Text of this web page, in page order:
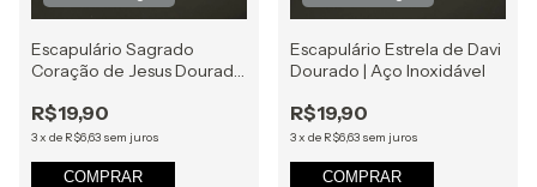
Escapulário Sagrado
Coração de Jesus Dourado
R$19,90
3x de R$6,63 sem juros
COMPRAR
Escapulário Estrela de Davi
Dourado | Aço Inoxidável
R$19,90
3x de R$6,63 sem juros
COMPRAR